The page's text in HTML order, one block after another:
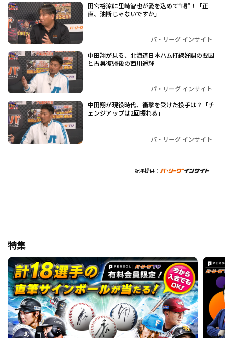
田宮裕涼に里崎智也が愛を込めて“喝”！「正
直、油断じゃないですか」
パ・リーグ インサイト
中田翔が見る、北海道日本ハム打線好調の要因
と古巣復帰後の西川遥輝
パ・リーグ インサイト
中田翔が現役時代、衝撃を受けた投手は？「チ
ェンジアップは2回振れる」
パ・リーグ インサイト
記事提供：
特集